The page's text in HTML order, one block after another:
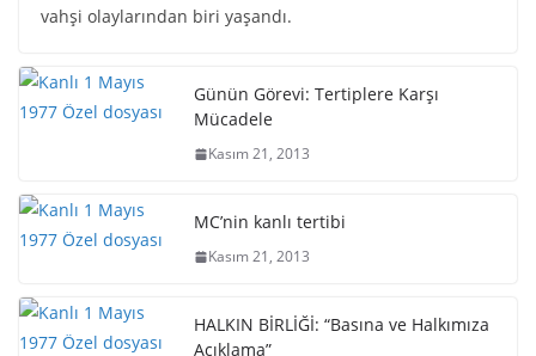
vahşi olaylarından biri yaşandı.
Günün Görevi: Tertiplere Karşı
Mücadele
Kasım 21, 2013
MC’nin kanlı tertibi
Kasım 21, 2013
HALKIN BİRLİĞİ: “Basına ve Halkımıza
Açıklama”